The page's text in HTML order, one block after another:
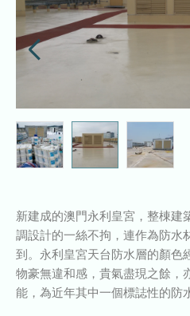
新建成的澳門永利皇宮，整棟建
調設計的一絲不拘，連作為防水
到。永利皇宮天台防水層的顏色
物豪無違和感，貴氣盡現之餘，
能，為近年其中一個標誌性的防